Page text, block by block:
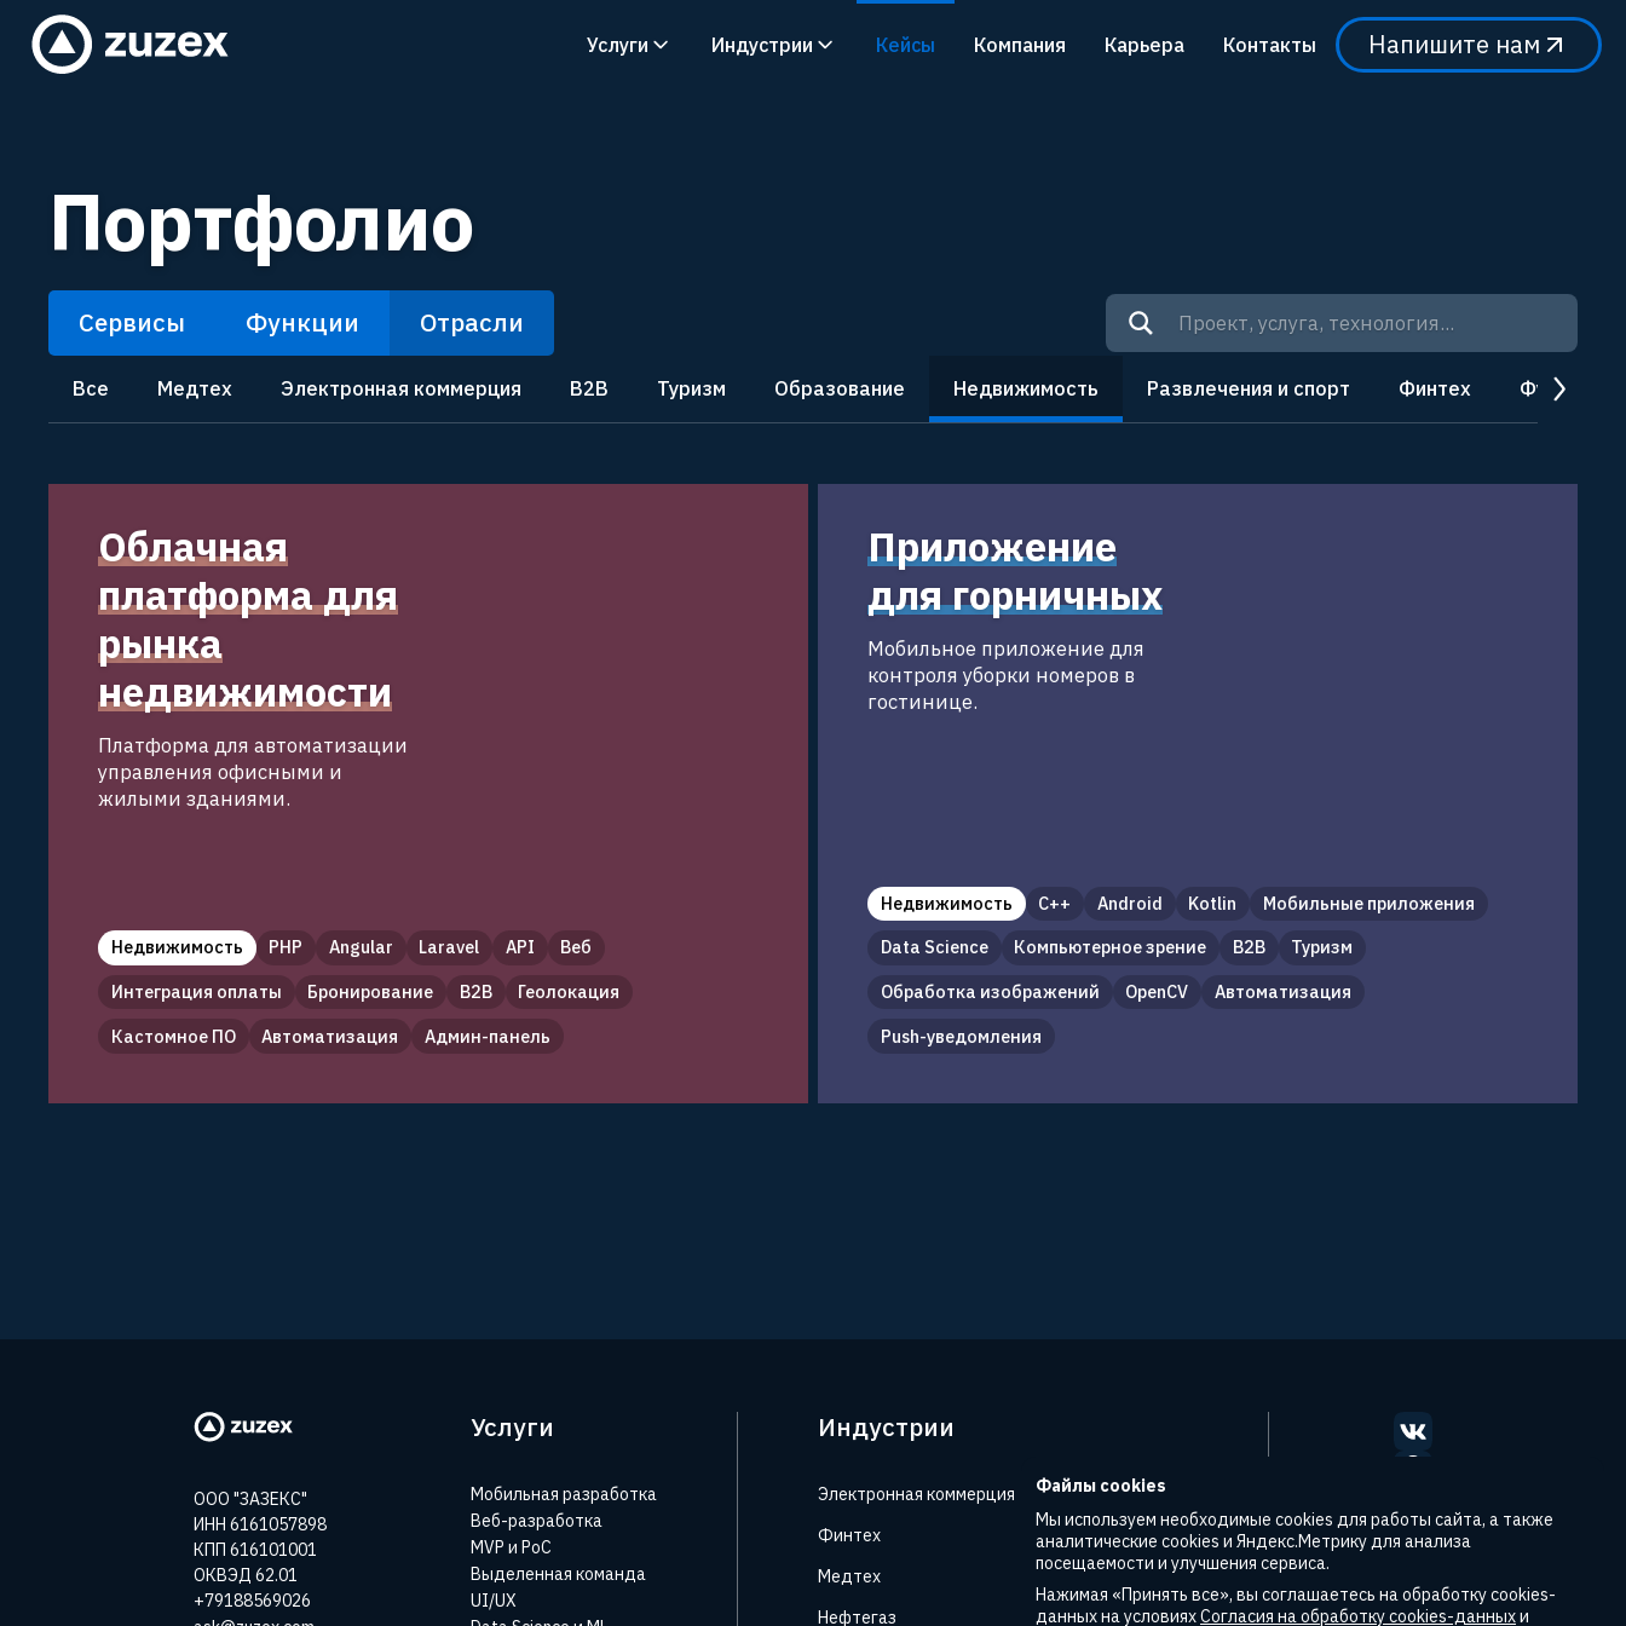
Услуги Индустрии Кейсы Компания Карьера Контакты Напишите нам
Портфолио
Сервисы Функции Отрасли
Все Медтех Электронная коммерция B2B Туризм Образование Недвижимость Развлечения и спорт Финтех Фудтех
Project
list
Облачная
платформа для
рынка
недвижимости
Платформа для автоматизации
управления офисными и
жилыми зданиями.
Недвижимость PHP Angular Laravel API
Веб
Интеграция оплаты
Бронирование B2B
Геолокация
Кастомное ПО
Автоматизация Админ-панель
Приложение
для горничных
Мобильное приложение для
контроля уборки номеров в
гостинице.
Недвижимость C++ Android Kotlin
Мобильные приложения
Data Science
Компьютерное зрение B2B
Туризм
Обработка изображений
OpenCV
Автоматизация
Push-уведомления
ООО "ЗАЗЕКС"
ИНН 6161057898
КПП 616101001
ОКВЭД 62.01
+79188569026
Услуги
Мобильная разработка
Веб-разработка
MVP и PoC
Выделенная команда
UI/UX
Индустрии
Электронная коммерция
Финтех
Медтех
Нефтегаз
Недвижимость
Туризм
Фудтех
Файлы cookies
Мы используем необходимые cookies для работы сайта, а также
аналитические cookies и Яндекс.Метрику для анализа
посещаемости и улучшения сервиса.
Нажимая «Принять все», вы соглашаетесь на обработку cookies-
данных на условияхСогласия на обработку cookies-данныхи